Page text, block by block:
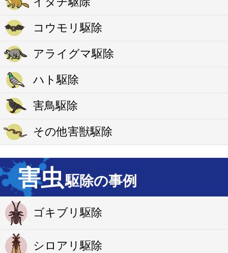
コウモリ駆除
アライグマ駆除
ハト駆除
害鳥駆除
その他害獣駆除
害虫駆除の事例
ゴキブリ駆除
シロアリ駆除